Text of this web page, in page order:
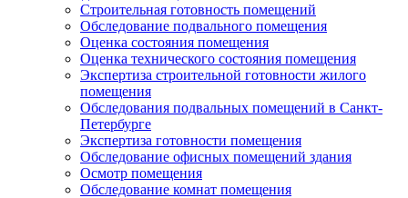
Строительная готовность помещений
Обследование подвального помещения
Оценка состояния помещения
Оценка технического состояния помещения
Экспертиза строительной готовности жилого
помещения
Обследования подвальных помещений в Санкт-
Петербурге
Экспертиза готовности помещения
Обследование офисных помещений здания
Осмотр помещения
Обследование комнат помещения